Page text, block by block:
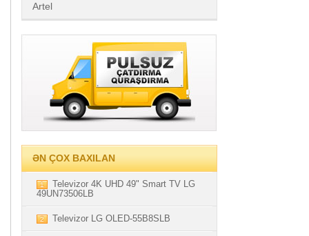
Artel
ƏN ÇOX BAXILAN
1
Televizor 4K UHD 49" Smart TV LG
49UN73506LB
2 Televizor LG OLED-55B8SLB